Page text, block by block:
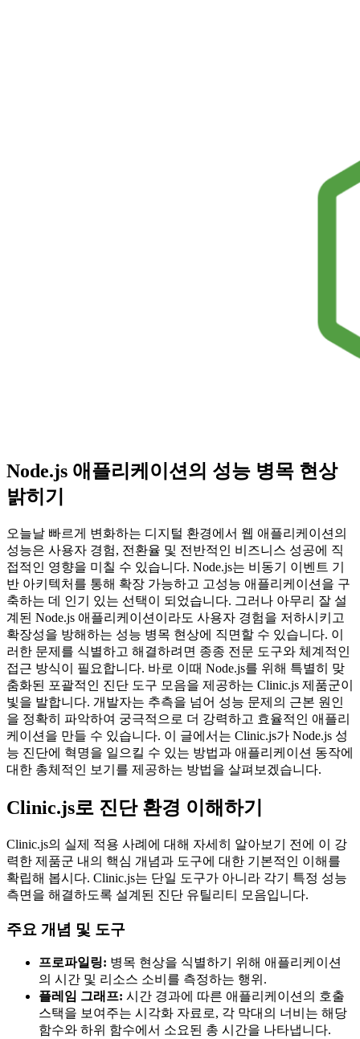
Node.js 애플리케이션의 성능 병목 현상
밝히기
오늘날 빠르게 변화하는 디지털 환경에서 웹 애플리케이션의
성능은 사용자 경험, 전환율 및 전반적인 비즈니스 성공에 직
접적인 영향을 미칠 수 있습니다. Node.js는 비동기 이벤트 기
반 아키텍처를 통해 확장 가능하고 고성능 애플리케이션을 구
축하는 데 인기 있는 선택이 되었습니다. 그러나 아무리 잘 설
계된 Node.js 애플리케이션이라도 사용자 경험을 저하시키고
확장성을 방해하는 성능 병목 현상에 직면할 수 있습니다. 이
러한 문제를 식별하고 해결하려면 종종 전문 도구와 체계적인
접근 방식이 필요합니다. 바로 이때 Node.js를 위해 특별히 맞
춤화된 포괄적인 진단 도구 모음을 제공하는 Clinic.js 제품군이
빛을 발합니다. 개발자는 추측을 넘어 성능 문제의 근본 원인
을 정확히 파악하여 궁극적으로 더 강력하고 효율적인 애플리
케이션을 만들 수 있습니다. 이 글에서는 Clinic.js가 Node.js 성
능 진단에 혁명을 일으킬 수 있는 방법과 애플리케이션 동작에
대한 총체적인 보기를 제공하는 방법을 살펴보겠습니다.
Clinic.js로 진단 환경 이해하기
Clinic.js의 실제 적용 사례에 대해 자세히 알아보기 전에 이 강
력한 제품군 내의 핵심 개념과 도구에 대한 기본적인 이해를
확립해 봅시다. Clinic.js는 단일 도구가 아니라 각기 특정 성능
측면을 해결하도록 설계된 진단 유틸리티 모음입니다.
주요 개념 및 도구
프로파일링: 병목 현상을 식별하기 위해 애플리케이션
의 시간 및 리소스 소비를 측정하는 행위.
플레임 그래프: 시간 경과에 따른 애플리케이션의 호출
스택을 보여주는 시각화 자료로, 각 막대의 너비는 해당
함수와 하위 함수에서 소요된 총 시간을 나타냅니다.